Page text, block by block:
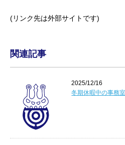
(リンク先は外部サイトです)
関連記事
2025/12/16
冬期休暇中の事務